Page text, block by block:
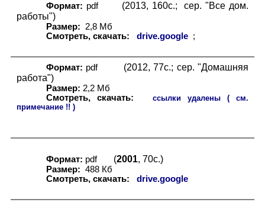
Формат: pdf
(2013, 160с.; сер. "Все дом.
работы")
Размер: 2,8 Мб
Смотреть, скачать:
drive.google ;
Формат: pdf
(2012, 77с.; сер. "Домашняя
работа")
Размер: 2,2 Мб
Смотреть, скачать:
ссылки удалены ( см.
примечание !! )
Формат: pdf (2001, 70с.)
Размер: 488 Кб
Смотреть, скачать:
drive.google